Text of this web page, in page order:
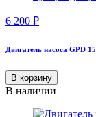
6 200 ₽
Двигатель насоса GPD
В корзину
В наличии